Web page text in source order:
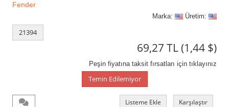
Fender
Marka: Üretim:
21394
69,27 TL(1,44 $)
Peşin fiyatına taksit fırsatları için tıklayınız
Temin Edilemiyor
Listeme Ekle Karşılaştır